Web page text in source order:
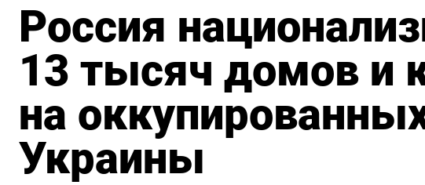
Россия
13 тысяч домов и
на
Украины